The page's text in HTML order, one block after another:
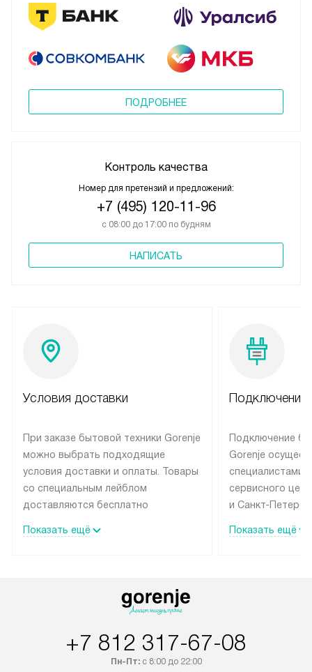
ПОДРОБНЕЕ
Контроль качества
Номер для претензий и предложений:
+7 (495) 120-11-96
с 08:00 до 17:00 по будням
НАПИСАТЬ
Условия доставки
При заказе бытовой техники Gorenje
можно выбрать подходящие
условия доставки и оплаты. Товары
со специальным лейблом
доставляются бесплатно
до подъезда, выезд за МКАД
в течение трех дней. Доставка
регионы осуществляется через
Показать ещё
Подключение
Подключение
Gorenje
специалистами
сервисного
и Санкт-
подключается
подключения к
Показать ещё
+7 812 317-67-08
Пн-Пт:с 8:00 до 22:00